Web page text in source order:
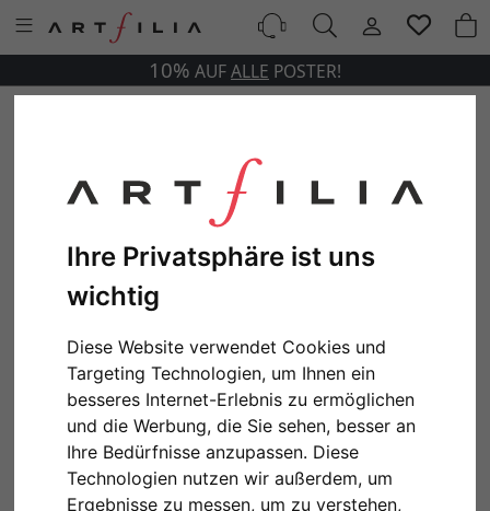
Ihre Privatsphäre ist uns
wichtig
Diese Website verwendet Cookies und
Targeting Technologien, um Ihnen ein
besseres Internet-Erlebnis zu ermöglichen
und die Werbung, die Sie sehen, besser an
Ihre Bedürfnisse anzupassen. Diese
Technologien nutzen wir außerdem, um
Ergebnisse zu messen, um zu verstehen,
10% AUFALLE POSTER!